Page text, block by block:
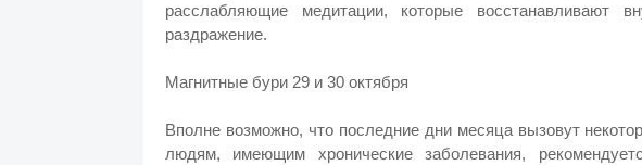
расслабляющие медитации, которые восстанавливают
раздражение.
Магнитные бури 29 и 30 октября
Вполне возможно, что последние дни месяца вызовут
людям, имеющим хронические заболевания,